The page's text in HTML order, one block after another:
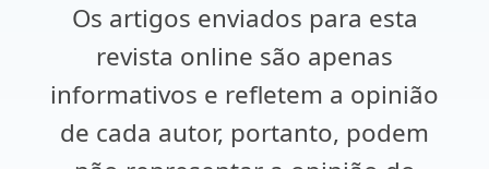
Os artigos enviados para esta
revista online são apenas
informativos e refletem a opinião
de cada autor, portanto, podem